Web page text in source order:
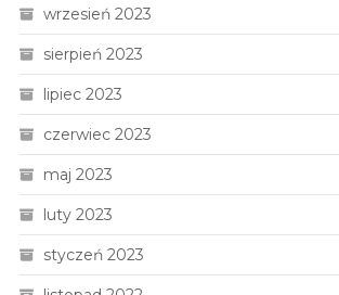
wrzesień 2023
sierpień 2023
lipiec 2023
czerwiec 2023
maj 2023
luty 2023
styczeń 2023